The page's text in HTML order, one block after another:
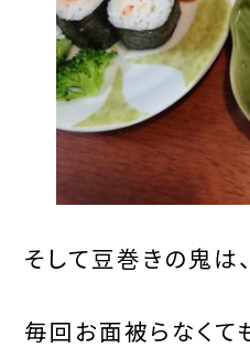
そして豆巻きの鬼は
毎回お面被らなくて